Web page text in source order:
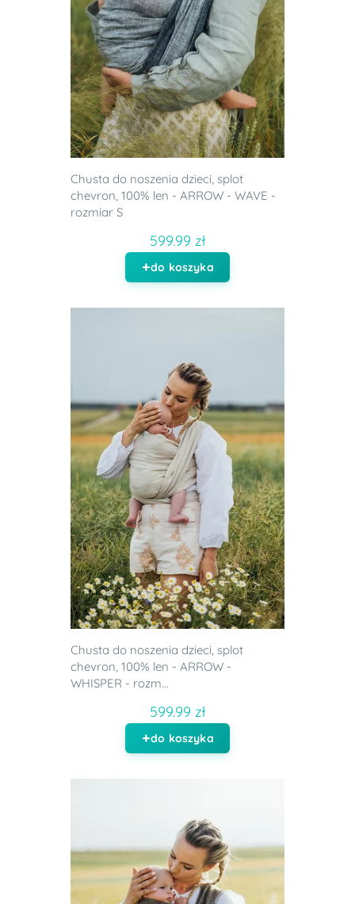
Chusta do noszenia dzieci, splot
chevron, 100% len - ARROW - WAVE -
rozmiar S
599.99 zł
do koszyka
Chusta do noszenia dzieci, splot
chevron, 100% len - ARROW -
WHISPER - rozm...
599.99 zł
do koszyka